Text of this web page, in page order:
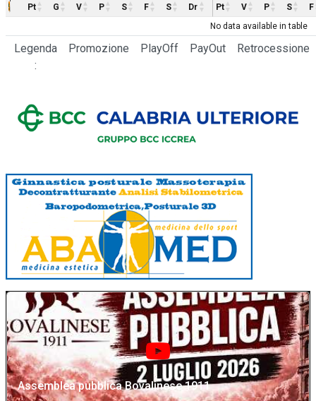
Pt G V P S F S Dr Pt V P S
F
No data available in table
Legenda
:
Promozione PlayOff PayOut Retrocessione
Assemblea pubblica Bovalinese 1911